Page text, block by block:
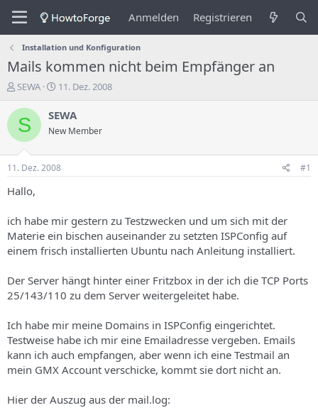
Anmelden Registrieren
Installation und Konfiguration
Mails kommen nicht beim Empfänger an
E
s
t
e
r
s
T
h
m
a
s
SEWA
E
s
e
l
u
d
a
t
m
11. Dez. 2008
S SEWA
New Member
11. Dez. 2008 #1
Hallo,
ich habe mir gestern zu Testzwecken und um sich mit der
Materie ein bischen auseinander zu setzten ISPConfig auf
einem frisch installierten Ubuntu nach Anleitung installiert.
Der Server hängt hinter einer Fritzbox in der ich die TCP Ports
25/143/110 zu dem Server weitergeleitet habe.
Ich habe mir meine Domains in ISPConfig eingerichtet.
Testweise habe ich mir eine Emailadresse vergeben. Emails
kann ich auch empfangen, aber wenn ich eine Testmail an
mein GMX Account verschicke, kommt sie dort nicht an.
Hier der Auszug aus der mail.log: